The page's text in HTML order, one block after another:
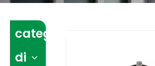
categoria
di